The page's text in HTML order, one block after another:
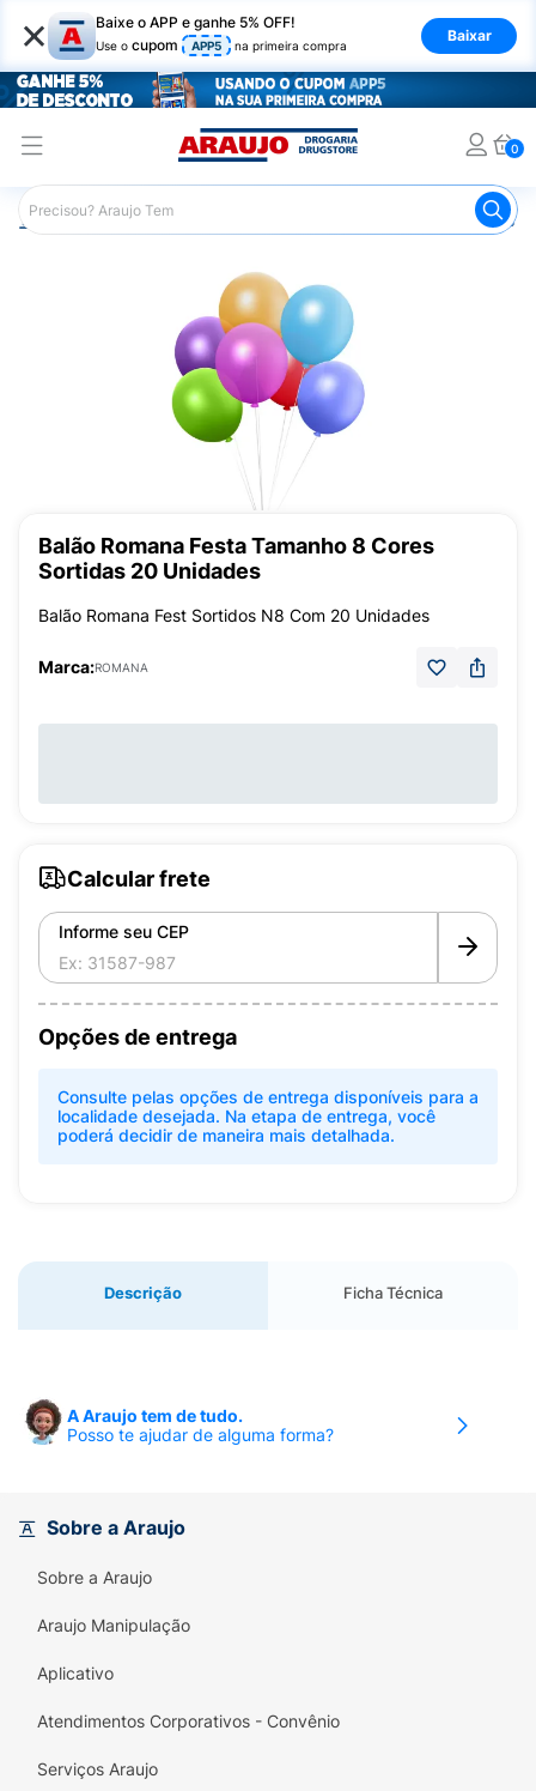
× Baixe o APP e ganhe 5% OFF!
Use o cupom APP5 na primeira compra
Baixar
0
Araujo Mercado Comemorações
Balão Romana Festa Tamanho 8 Cores
Sortidas 20 Unidades
Balão Romana Fest Sortidos N8 Com 20 Unidades
Marca:ROMANA
Calcular frete
Informe seu CEP
Opções de entrega
Consulte pelas opções de entrega disponíveis para a
localidade desejada. Na etapa de entrega, você
poderá decidir de maneira mais detalhada.
Descrição Ficha Técnica
A Araujo tem de tudo.
Posso te ajudar de alguma forma?
Sobre a Araujo
Sobre a Araujo
Araujo Manipulação
Aplicativo
Atendimentos Corporativos - Convênio
Serviços Araujo